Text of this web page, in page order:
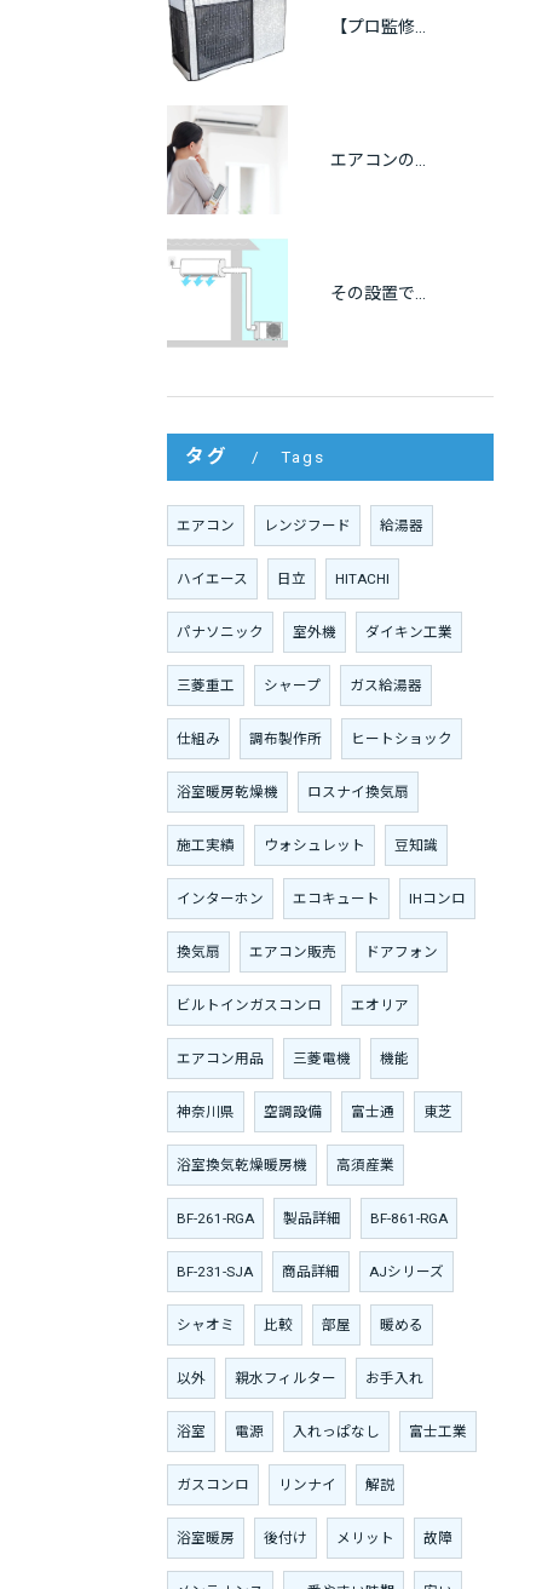
タグ Tags
エアコン レンジフード 給湯器
ハイエース 日立 HITACHI
パナソニック 室外機 ダイキン工業
三菱重工 シャープ ガス給湯器
仕組み 調布製作所 ヒートショック
浴室暖房乾燥機 ロスナイ換気扇
施工実績 ウォシュレット 豆知識
インターホン エコキュート IHコンロ
換気扇 エアコン販売 ドアフォン
ビルトインガスコンロ エオリア
エアコン用品 三菱電機 機能
神奈川県 空調設備 富士通 東芝
浴室換気乾燥暖房機 高須産業
BF-261-RGA 製品詳細 BF-861-RGA
BF-231-SJA 商品詳細 AJシリーズ
シャオミ 比較 部屋 暖める
以外 親水フィルター お手入れ
浴室 電源 入れっぱなし 富士工業
ガスコンロ リンナイ 解説
浴室暖房 後付け メリット 故障